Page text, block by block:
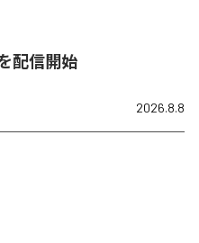
配信開始
2026.8.8